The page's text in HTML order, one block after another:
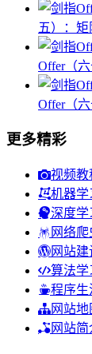
五）：
Offer（
Offer（
更多精彩
视频教
机器学
深度学
网络爬
网站建
算法学
程序生
网站地
网站简